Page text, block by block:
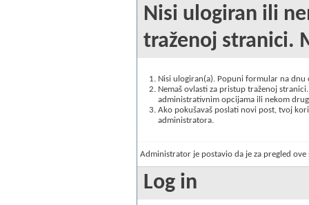
Nisi ulogiran ili
traženoj stranici.
Nisi ulogiran(a). Popuni formular na
Nemaš ovlasti za pristup traženoj
administrativnim opcijama ili nekom
Ako pokušavaš poslati novi post, tvoj
administratora.
Administrator je postavio da je za pregled
Log in